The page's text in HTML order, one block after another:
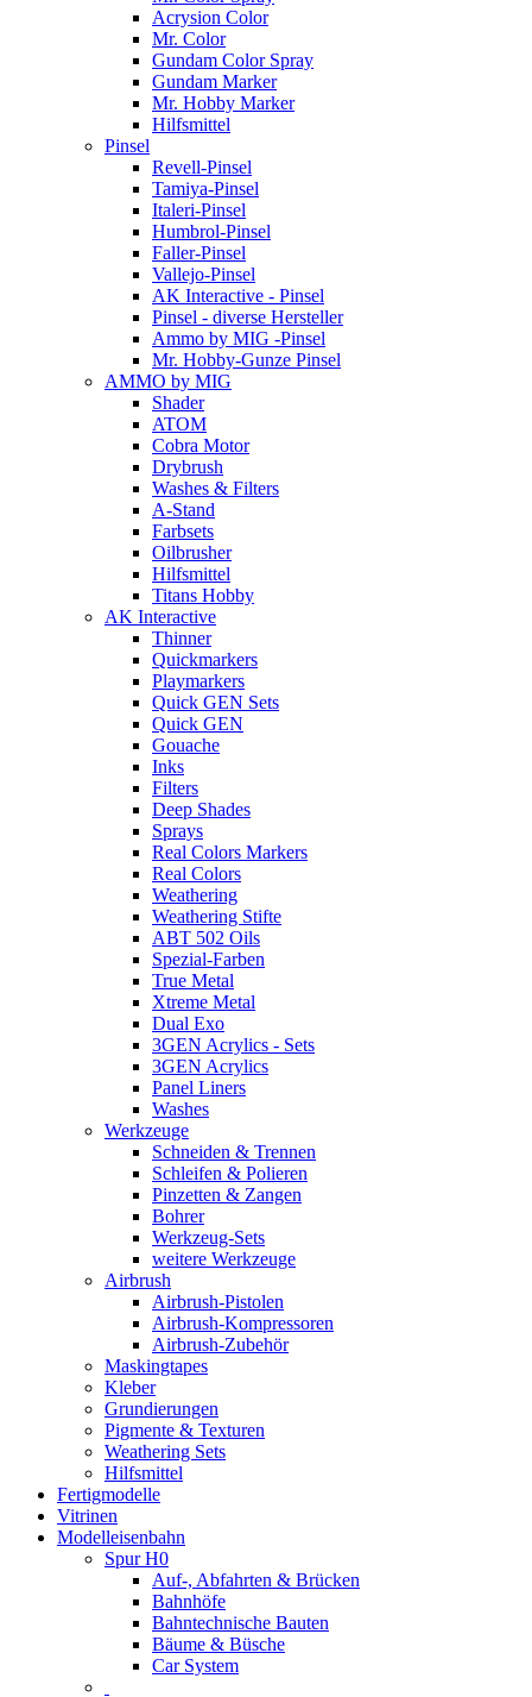
Acrysion Color
Mr. Color
Gundam Color Spray
Gundam Marker
Mr. Hobby Marker
Hilfsmittel
Pinsel
Revell-Pinsel
Tamiya-Pinsel
Italeri-Pinsel
Humbrol-Pinsel
Faller-Pinsel
Vallejo-Pinsel
AK Interactive - Pinsel
Pinsel - diverse Hersteller
Ammo by MIG -Pinsel
Mr. Hobby-Gunze Pinsel
AMMO by MIG
Shader
ATOM
Cobra Motor
Drybrush
Washes & Filters
A-Stand
Farbsets
Oilbrusher
Hilfsmittel
Titans Hobby
AK Interactive
Thinner
Quickmarkers
Playmarkers
Quick GEN Sets
Quick GEN
Gouache
Inks
Filters
Deep Shades
Sprays
Real Colors Markers
Real Colors
Weathering
Weathering Stifte
ABT 502 Oils
Spezial-Farben
True Metal
Xtreme Metal
Dual Exo
3GEN Acrylics - Sets
3GEN Acrylics
Panel Liners
Washes
Werkzeuge
Schneiden & Trennen
Schleifen & Polieren
Pinzetten & Zangen
Bohrer
Werkzeug-Sets
weitere Werkzeuge
Airbrush
Airbrush-Pistolen
Airbrush-Kompressoren
Airbrush-Zubehör
Maskingtapes
Kleber
Grundierungen
Pigmente & Texturen
Weathering Sets
Hilfsmittel
Fertigmodelle
Vitrinen
Modelleisenbahn
Spur H0
Auf-, Abfahrten & Brücken
Bahnhöfe
Bahntechnische Bauten
Bäume & Büsche
Car System